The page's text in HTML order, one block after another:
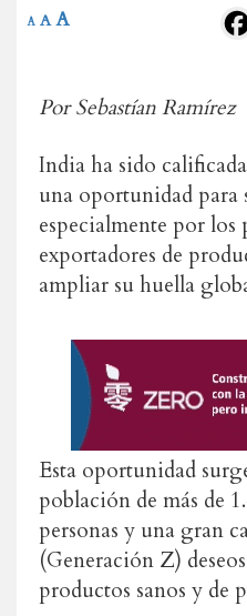
A A A
Por Sebastían Ramírez
India ha sido
una oportunidad para
especialmente por los
exportadores de
ampliar su huella
Esta oportunidad
población de más de
personas y una gran
(Generación Z)
productos sanos y de